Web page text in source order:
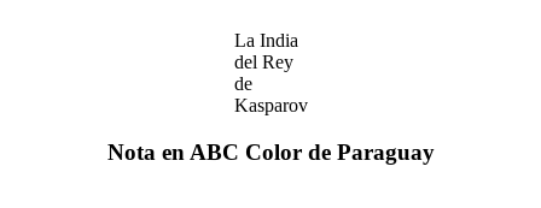
La India
del Rey
de
Kasparov
Nota en ABC Color de Paraguay